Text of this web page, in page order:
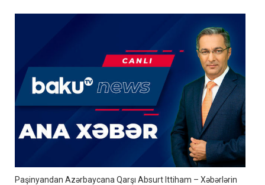
Paşinyandan Azərbaycana Qarşı Absurt Ittiham – Xəbərlərin